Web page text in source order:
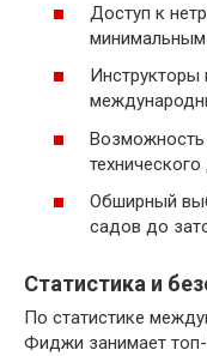
Доступ к
минимальным
Инструкторы
Возможность
технического
Обширный
садов до
Статистика и
По статистике
Фиджи занимает топ-